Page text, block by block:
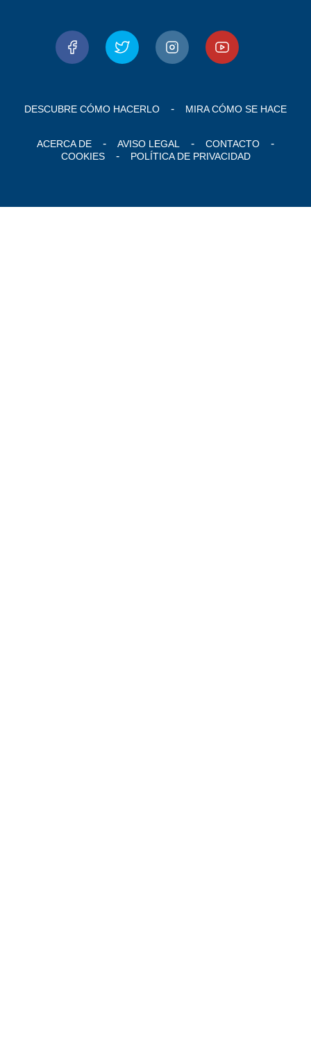
DESCUBRE CÓMO HACERLO MIRA CÓMO SE HACE
ACERCA DE AVISO LEGAL
CONTACTO
COOKIES
POLÍTICA DE PRIVACIDAD